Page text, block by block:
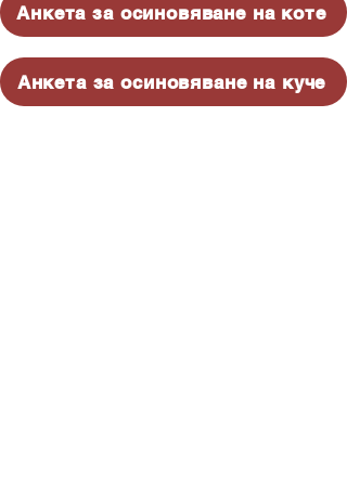
Анкета за осиновяване на коте
Анкета за осиновяване на куче